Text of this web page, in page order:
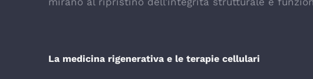
La medicina rigenerativa e le terapie cellulari